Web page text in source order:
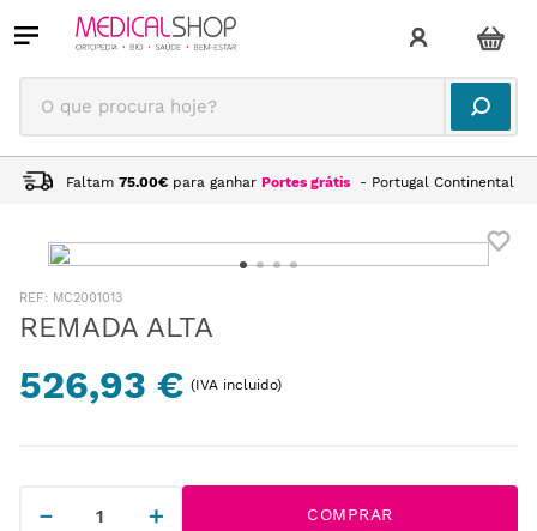
O que procura hoje?
Faltam 75.00€ para ganhar Portes grátis - Portugal Continental
: MC2001013
REMADA ALTA
526,93 € (IVA incluido)
＋
－ COMPRAR